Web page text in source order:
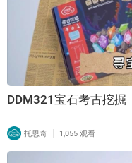
DDM321宝石考古挖掘
托思奇 | 1,055 观看